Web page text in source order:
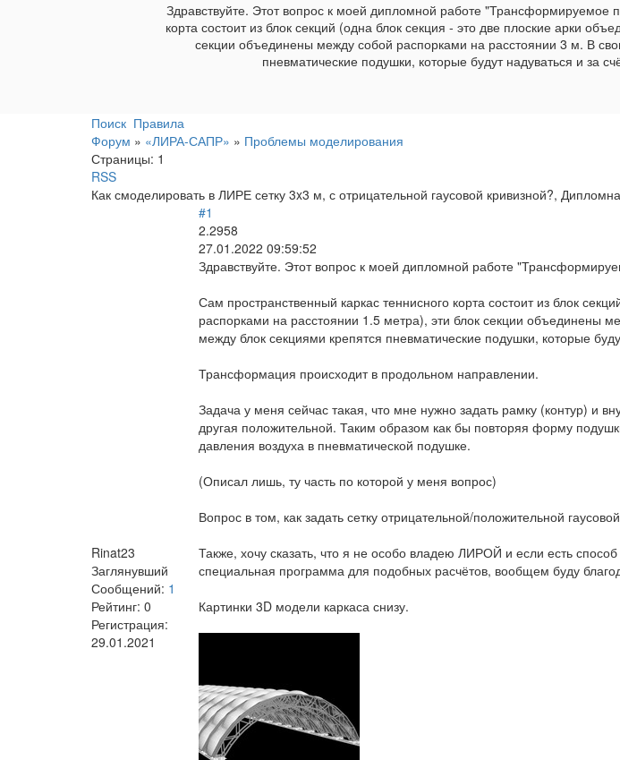
Здравствуйте. Этот вопрос к моей дипломной работе "Трансформируемое
корта состоит из блок секций (одна блок секция - это две плоские арки
секции объединены между собой распорками на расстоянии 3 м. В
пневматические подушки, которые будут надуваться и за
Поиск Правила
Форум » «ЛИРА-САПР» » Проблемы моделирования
Страницы: 1
RSS
Как смоделировать в ЛИРЕ сетку 3x3 м, с отрицательной гаусовой кривизной?,
Rinat23
Заглянувший
Сообщений: 1
Рейтинг: 0
Регистрация:
29.01.2021
#1
2.2958
27.01.2022 09:59:52
Здравствуйте. Этот вопрос к моей дипломной работе
Сам пространственный каркас теннисного корта состоит из блок
распорками на расстоянии 1.5 метра), эти блок секции объединены
между блок секциями крепятся пневматические подушки, которые
Трансформация происходит в продольном направлении.
Задача у меня сейчас такая, что мне нужно задать рамку (контур) и
другая положительной. Таким образом как бы повторяя форму
давления воздуха в пневматической подушке.
(Описал лишь, ту часть по которой у меня вопрос)
Вопрос в том, как задать сетку отрицательной/положительной
Также, хочу сказать, что я не особо владею ЛИРОЙ и если есть
специальная программа для подобных расчётов, вообщем буду
Картинки 3D модели каркаса снизу.